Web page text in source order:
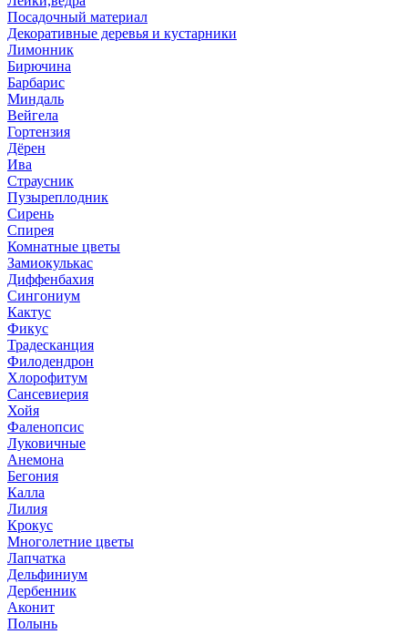
Посадочный материал
Декоративные деревья и кустарники
Лимонник
Бирючина
Барбарис
Миндаль
Вейгела
Гортензия
Дёрен
Ива
Страусник
Пузыреплодник
Сирень
Спирея
Комнатные цветы
Замиокулькас
Диффенбахия
Сингониум
Кактус
Фикус
Традесканция
Филодендрон
Хлорофитум
Сансевиерия
Хойя
Фаленопсис
Луковичные
Анемона
Бегония
Калла
Лилия
Крокус
Многолетние цветы
Лапчатка
Дельфиниум
Дербенник
Аконит
Полынь